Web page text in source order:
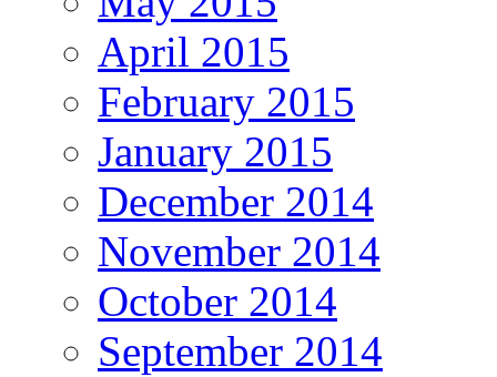
April 2015
February 2015
January 2015
December 2014
November 2014
October 2014
September 2014